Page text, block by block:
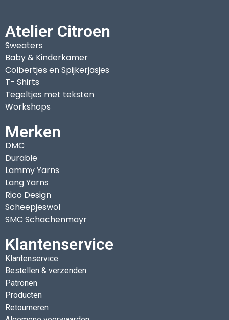
Atelier Citroen
Sweaters
Baby & Kinderkamer
Colbertjes en Spijkerjasjes
T- Shirts
Tegeltjes met teksten
Workshops
Merken
DMC
Durable
Lammy Yarns
Lang Yarns
Rico Design
Scheepjeswol
SMC Schachenmayr
Klantenservice
Klantenservice
Bestellen & verzenden
Patronen
Producten
Retourneren